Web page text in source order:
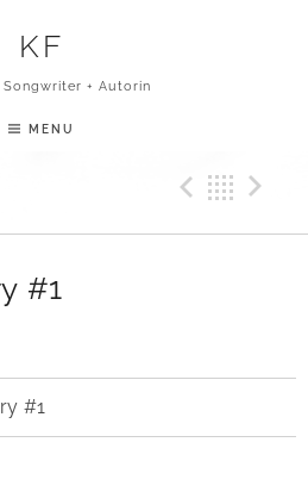
KF
Songwriter + Autorin
MENU
#1
#1